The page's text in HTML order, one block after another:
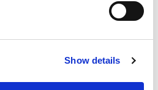
Show details